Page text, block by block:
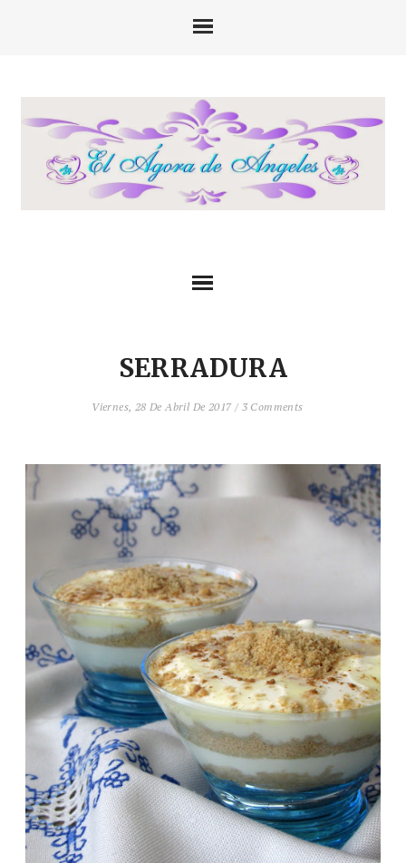
SERRADURA
Viernes, 28 De Abril De 2017 / 3 Comments